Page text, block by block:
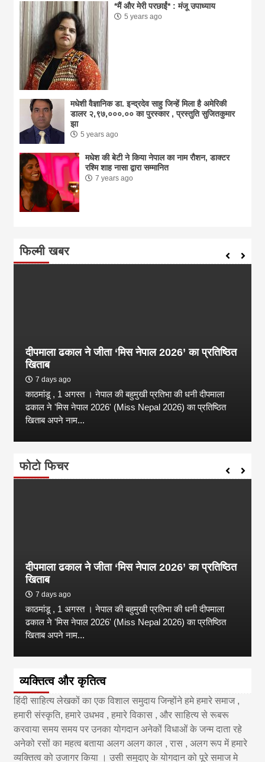
*मैं और मेरी परछाईं* : मंजू उपाध्याय
5 years ago
मधेशी वैज्ञानिक डा. इन्द्रदेव साहु जिन्हें मिला है अमेरिकी
डालर २,९७,०००.०० का पुरस्कार , प्रस्तुति सुजितकुमार
झा
5 years ago
मधेश की बेटी ने किया नेपाल का नाम राैशन, डाक्टर
रश्मि शाह नासा द्वारा सम्मानित
7 years ago
फिल्मी खबर
दीपमाला ढकाल ने जीता ‘मिस नेपाल 2026’ का प्रतिष्ठित
खिताब
7 days ago
काठमांडू , 1 अगस्त । नेपाल की बहुमुखी प्रतिभा की धनी दीपमाला
ढकाल ने 'मिस नेपाल 2026' (Miss Nepal 2026) का प्रतिष्ठित
खिताब अपने नाम...
फोटो फिचर
दीपमाला ढकाल ने जीता ‘मिस नेपाल 2026’ का प्रतिष्ठित
खिताब
7 days ago
काठमांडू , 1 अगस्त । नेपाल की बहुमुखी प्रतिभा की धनी दीपमाला
ढकाल ने 'मिस नेपाल 2026' (Miss Nepal 2026) का प्रतिष्ठित
खिताब अपने नाम...
व्यक्तित्व और कृतित्व
हिंदी साहित्य लेखकों का एक विशाल समुदाय जिन्होंने हमे हमारे समाज ,
हमारी संस्कृति, हमारे उधभव , हमारे विकास , और साहित्य से रूबरू
करवाया समय समय पर उनका योगदान अनेकों विधाओं के जन्म दाता रहे
अनेको रसों का महत्व बताया अलग अलग काल , रास , अलग रूप में हमारे
व्यक्तित्व को उजागर किया । उसी समुदाए के योगदान को पूरे समाज मे